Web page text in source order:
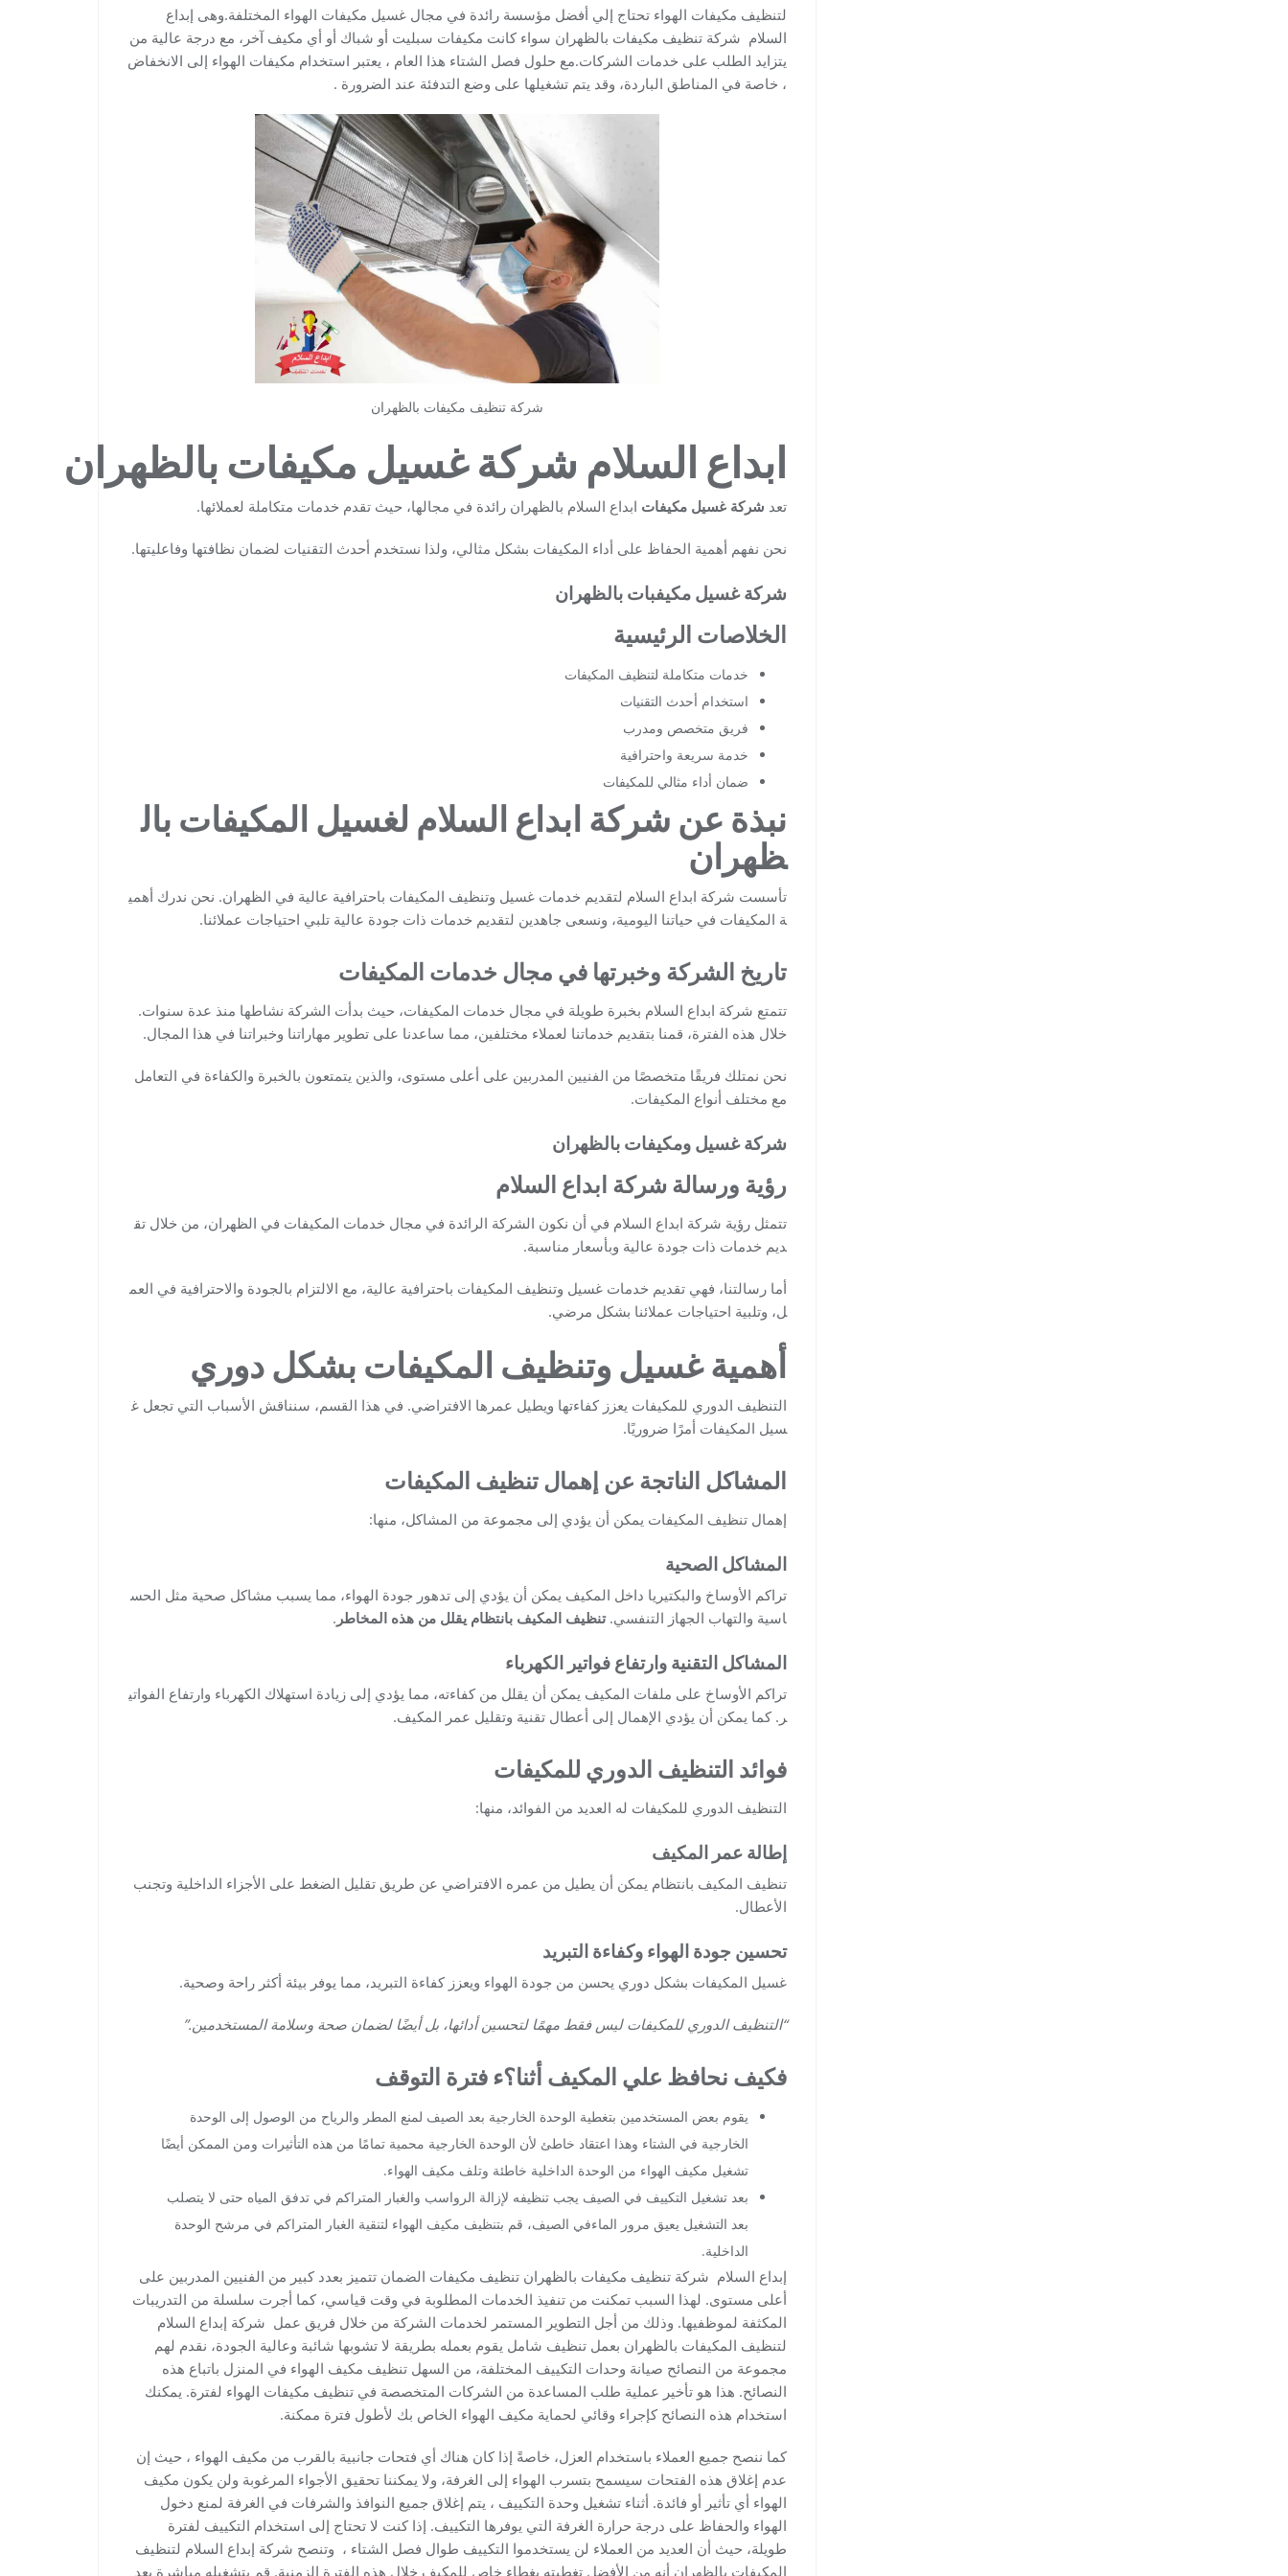
لتنظيف مكيفات الهواء تحتاج إلي أفضل مؤسسة رائدة في مجال غسيل مكيفات الهواء المختلفة.وهى إبداع
السلام شركة تنظيف مكيفات بالظهران سواء كانت مكيفات سبليت أو شباك أو أي مكيف آخر، مع درجة عالية من
يتزايد الطلب على خدمات الشركات.مع حلول فصل الشتاء هذا العام ، يعتبر استخدام مكيفات الهواء إلى الانخفاض
، خاصة في المناطق الباردة، وقد يتم تشغيلها على وضع التدفئة عند الضرورة .
شركة تنظيف مكيفات بالظهران
ابداع السلام شركة غسيل مكيفات بالظهران
تعد شركة غسيل مكيفات ابداع السلام بالظهران رائدة في مجالها، حيث تقدم خدمات متكاملة لعملائها.
نحن نفهم أهمية الحفاظ على أداء المكيفات بشكل مثالي، ولذا نستخدم أحدث التقنيات لضمان نظافتها وفاعليتها.
شركة غسيل مكيفبات بالظهران
الخلاصات الرئيسية
خدمات متكاملة لتنظيف المكيفات
استخدام أحدث التقنيات
فريق متخصص ومدرب
خدمة سريعة واحترافية
ضمان أداء مثالي للمكيفات
نبذة عن شركة ابداع السلام لغسيل المكيفات بال
ظهران
تأسست شركة ابداع السلام لتقديم خدمات غسيل وتنظيف المكيفات باحترافية عالية في الظهران. نحن ندرك أهمي
ة المكيفات في حياتنا اليومية، ونسعى جاهدين لتقديم خدمات ذات جودة عالية تلبي احتياجات عملائنا.
تاريخ الشركة وخبرتها في مجال خدمات المكيفات
تتمتع شركة ابداع السلام بخبرة طويلة في مجال خدمات المكيفات، حيث بدأت الشركة نشاطها منذ عدة سنوات.
خلال هذه الفترة، قمنا بتقديم خدماتنا لعملاء مختلفين، مما ساعدنا على تطوير مهاراتنا وخبراتنا في هذا المجال.
نحن نمتلك فريقًا متخصصًا من الفنيين المدربين على أعلى مستوى، والذين يتمتعون بالخبرة والكفاءة في التعامل
مع مختلف أنواع المكيفات.
شركة غسيل ومكيفات بالظهران
رؤية ورسالة شركة ابداع السلام
تتمثل رؤية شركة ابداع السلام في أن نكون الشركة الرائدة في مجال خدمات المكيفات في الظهران، من خلال تق
ديم خدمات ذات جودة عالية وبأسعار مناسبة.
أما رسالتنا، فهي تقديم خدمات غسيل وتنظيف المكيفات باحترافية عالية، مع الالتزام بالجودة والاحترافية في العم
ل، وتلبية احتياجات عملائنا بشكل مرضي.
أهمية غسيل وتنظيف المكيفات بشكل دوري
التنظيف الدوري للمكيفات يعزز كفاءتها ويطيل عمرها الافتراضي. في هذا القسم، سنناقش الأسباب التي تجعل غ
سيل المكيفات أمرًا ضروريًا.
المشاكل الناتجة عن إهمال تنظيف المكيفات
إهمال تنظيف المكيفات يمكن أن يؤدي إلى مجموعة من المشاكل، منها:
المشاكل الصحية
تراكم الأوساخ والبكتيريا داخل المكيف يمكن أن يؤدي إلى تدهور جودة الهواء، مما يسبب مشاكل صحية مثل الحس
اسية والتهاب الجهاز التنفسي.تنظيف المكيف بانتظام يقلل من هذه المخاطر .
المشاكل التقنية وارتفاع فواتير الكهرباء
تراكم الأوساخ على ملفات المكيف يمكن أن يقلل من كفاءته، مما يؤدي إلى زيادة استهلاك الكهرباء وارتفاع الفواتي
ر. كما يمكن أن يؤدي الإهمال إلى أعطال تقنية وتقليل عمر المكيف.
فوائد التنظيف الدوري للمكيفات
التنظيف الدوري للمكيفات له العديد من الفوائد، منها:
إطالة عمر المكيف
تنظيف المكيف بانتظام يمكن أن يطيل من عمره الافتراضي عن طريق تقليل الضغط على الأجزاء الداخلية وتجنب
الأعطال.
تحسين جودة الهواء وكفاءة التبريد
غسيل المكيفات بشكل دوري يحسن من جودة الهواء ويعزز كفاءة التبريد، مما يوفر بيئة أكثر راحة وصحية.
“التنظيف الدوري للمكيفات ليس فقط مهمًا لتحسين أدائها، بل أيضًا لضمان صحة وسلامة المستخدمين.”
فكيف نحافظ علي المكيف أثنا؟ء فترة التوقف
يقوم بعض المستخدمين بتغطية الوحدة الخارجية بعد الصيف لمنع المطر والرياح من الوصول إلى الوحدة
الخارجية في الشتاء وهذا اعتقاد خاطئ لأن الوحدة الخارجية محمية تمامًا من هذه التأثيرات ومن الممكن أيضًا
تشغيل مكيف الهواء من الوحدة الداخلية خاطئة وتلف مكيف الهواء.
بعد تشغيل التكييف في الصيف يجب تنظيفه لإزالة الرواسب والغبار المتراكم في تدفق المياه حتى لا يتصلب
بعد التشغيل يعيق مرور الماءفي الصيف، قم بتنظيف مكيف الهواء لتنقية الغبار المتراكم في مرشح الوحدة
الداخلية.
إبداع السلام شركة تنظيف مكيفات بالظهران تنظيف مكيفات الضمان تتميز بعدد كبير من الفنيين المدربين على
أعلى مستوى. لهذا السبب تمكنت من تنفيذ الخدمات المطلوبة في وقت قياسي، كما أجرت سلسلة من التدريبات
المكثفة لموظفيها. وذلك من أجل التطوير المستمر لخدمات الشركة من خلال فريق عمل شركة إبداع السلام
لتنظيف المكيفات بالظهران بعمل تنظيف شامل يقوم بعمله بطريقة لا تشوبها شائبة وعالية الجودة، نقدم لهم
مجموعة من النصائح صيانة وحدات التكييف المختلفة، من السهل تنظيف مكيف الهواء في المنزل باتباع هذه
النصائح. هذا هو تأخير عملية طلب المساعدة من الشركات المتخصصة في تنظيف مكيفات الهواء لفترة. يمكنك
استخدام هذه النصائح كإجراء وقائي لحماية مكيف الهواء الخاص بك لأطول فترة ممكنة.
كما ننصح جميع العملاء باستخدام العزل، خاصةً إذا كان هناك أي فتحات جانبية بالقرب من مكيف الهواء ، حيث إن
عدم إغلاق هذه الفتحات سيسمح بتسرب الهواء إلى الغرفة، ولا يمكننا تحقيق الأجواء المرغوبة ولن يكون مكيف
الهواء أي تأثير أو فائدة. أثناء تشغيل وحدة التكييف ، يتم إغلاق جميع النوافذ والشرفات في الغرفة لمنع دخول
الهواء والحفاظ على درجة حرارة الغرفة التي يوفرها التكييف. إذا كنت لا تحتاج إلى استخدام التكييف لفترة
طويلة، حيث أن العديد من العملاء لن يستخدموا التكييف طوال فصل الشتاء ، وتنصح شركة إبداع السلام لتنظيف
المكيفات بالظهران أنه من الأفضل تغطيته بغطاء خاص للمكيف خلال هذه الفترة الزمنية. قم بتشغيله مباشرة بعد